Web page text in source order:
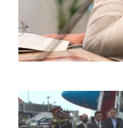
LEER MÁS